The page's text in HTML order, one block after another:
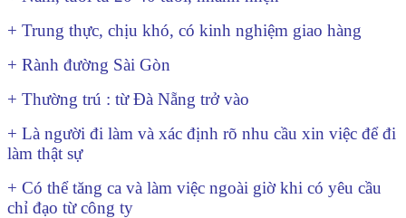
+ Trung thực, chịu khó, có kinh nghiệm giao hàng
+ Rành đường Sài Gòn
+ Thường trú : từ Đà Nẵng trở vào
+ Là người đi làm và xác định rõ nhu cầu xin việc để đi
làm thật sự
+ Có thể tăng ca và làm việc ngoài giờ khi có yêu cầu
chỉ đạo từ công ty